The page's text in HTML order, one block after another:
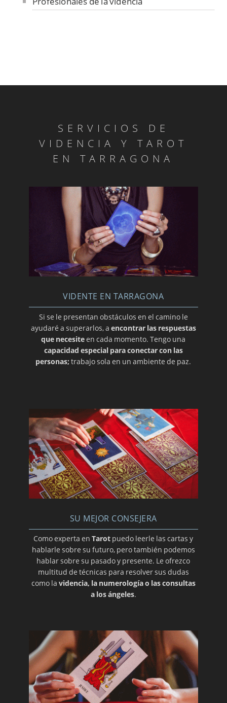
SERVICIOS DE
VIDENCIA Y TAROT
EN TARRAGONA
VIDENTE EN TARRAGONA
Si se le presentan obstáculos en el camino le
ayudaré a superarlos, a encontrar las respuestas
que necesiteen cada momento. Tengo una
capacidad especial para conectar con las
personas; trabajo sola en un ambiente de paz.
SU MEJOR CONSEJERA
Como experta enTarot puedo leerle las cartas y
hablarle sobre su futuro, pero también podemos
hablar sobre su pasado y presente. Le ofrezco
multitud de técnicas para resolver sus dudas
como la videncia, la numerología o las consultas
a los ángeles.